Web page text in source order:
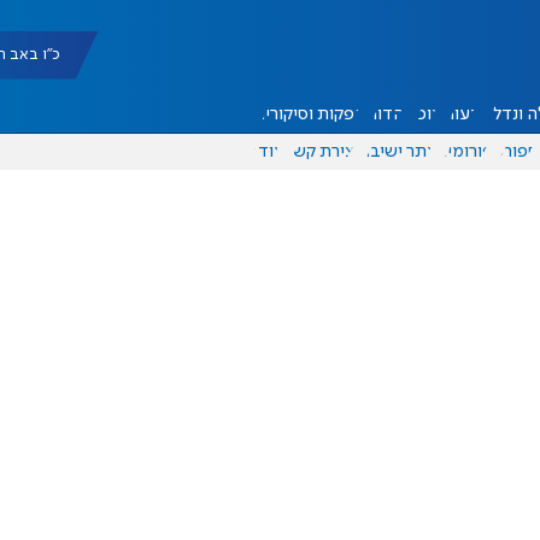
כ"ו באב
ונדל"ן דעות אוכל יהדות הפקות וסיקורים
ספורט פורומים אתר ישיבה יצירת קשר עוד